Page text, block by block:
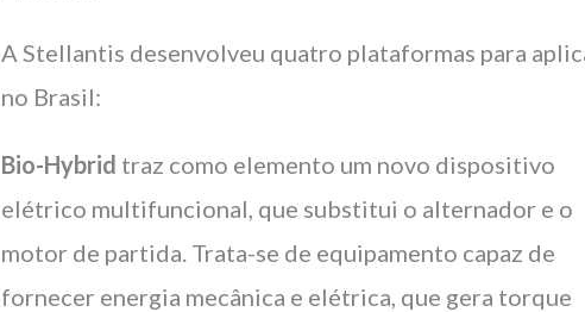
A Stellantis desenvolveu quatro plataformas para
no Brasil:
Bio-Hybrid traz como elemento um novo dispositivo
elétrico multifuncional, que substitui o alternador e o
motor de partida. Trata-se de equipamento capaz de
fornecer energia mecânica e elétrica, que gera torque